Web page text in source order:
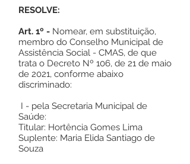
RESOLVE:
Art. 1º - Nomear, em substituição,
membro do Conselho Municipal de
Assistência Social - CMAS, de que
trata o Decreto Nº 106, de 21 de maio
de 2021, conforme abaixo
discriminado:
I - pela Secretaria Municipal de
Saúde:
Titular: Hortência Gomes Lima
Suplente: Maria Elida Santiago de
Souza